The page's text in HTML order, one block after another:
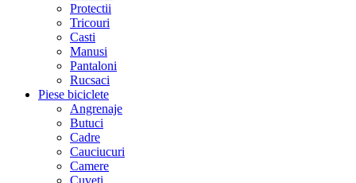
Protectii
Tricouri
Casti
Manusi
Pantaloni
Rucsaci
Piese biciclete
Angrenaje
Butuci
Cadre
Cauciucuri
Camere